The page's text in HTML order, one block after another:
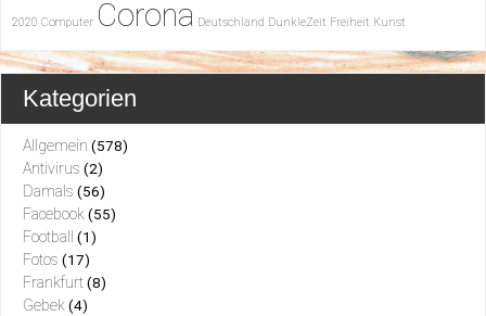
2020 Computer Corona Deutschland DunkleZeit Freiheit Kunst
Kategorien
Allgemein (578)
Antivirus (2)
Damals (56)
Facebook (55)
Football (1)
Fotos (17)
Frankfurt (8)
Gebek (4)